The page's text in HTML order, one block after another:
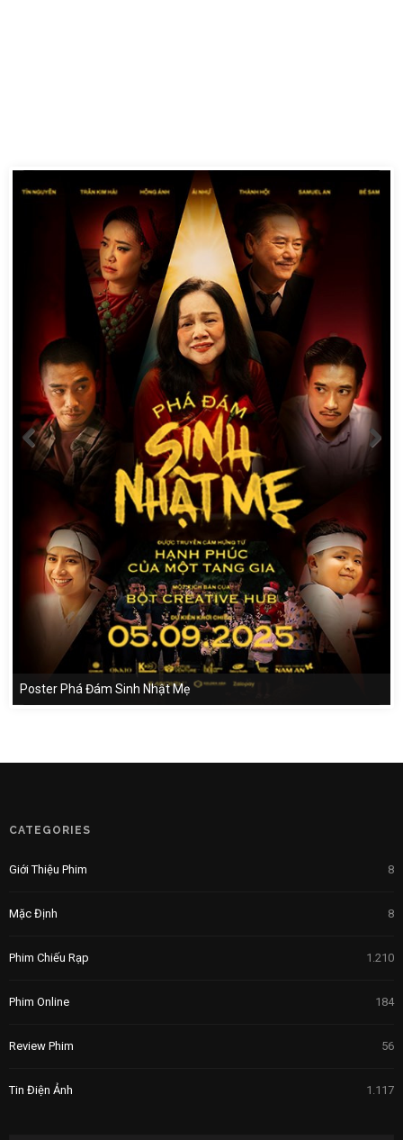
Poster Phá Đám Sinh Nhật Mẹ
CATEGORIES
Giới Thiệu Phim 8
Mặc Định 8
Phim Chiếu Rạp 1.210
Phim Online 184
Review Phim 56
Tin Điện Ảnh 1.117